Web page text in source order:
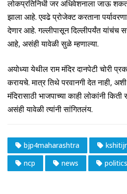
लोकप्रतिनिधी जर अधिवेशनाला जाऊ
झाला आहे. एवढे प्रोजेक्ट करताना
देणार आहे. गल्लीपासून दिल्लीपर्यंत यांचंच
आहे, असंही यावेळी सुळे म्हणाल्या.
अयोध्या येथील राम मंदिर दानपेटी चोरी
करायचे. मात्र तिथे परवानगी देत नाही,
मंदिरासाठी भाजपाच्या काही लोकांनी
असंही यावेळी त्यांनी सांगितलंय.
bjp4maharashtra
ncp
news politics